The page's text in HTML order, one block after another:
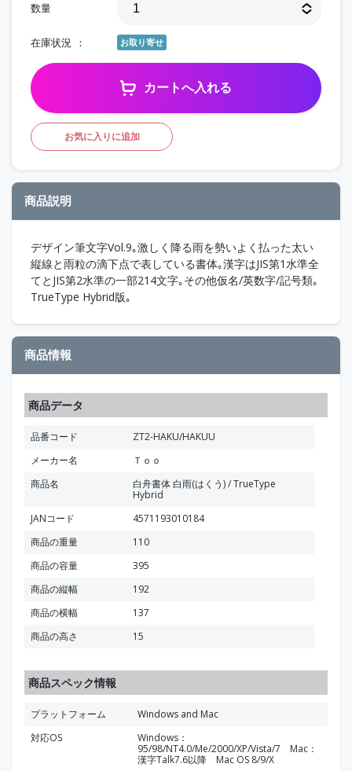
数量
在庫状況 お取り寄せ
カートへ入れる
お気に入りに追加
商品説明
デザイン筆文字Vol.9｡激しく降る雨を勢いよく払った太い
縦線と雨粒の滴下点で表している書体｡漢字はJIS第1水準全
てとJIS第2水準の一部214文字｡その他仮名/英数字/記号類｡
TrueType Hybrid版｡
商品情報
商品データ
品番コード
ZT2-HAKU/HAKUU
メーカー名
Ｔｏｏ
商品名
白舟書体 白雨(はくう) / TrueType
Hybrid
JANコード
4571193010184
商品の重量
110
商品の容量
395
商品の縦幅
192
商品の横幅
137
商品の高さ
15
商品スペック情報
プラットフォーム
Windows and Mac
対応OS
Windows：
95/98/NT4.0/Me/2000/XP/Vista/7 Mac：
漢字Talk7.6以降 Mac OS 8/9/X